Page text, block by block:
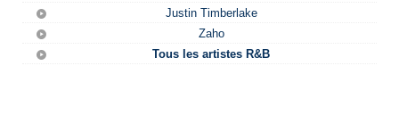
Justin Timberlake
Zaho
Tous les artistes R&B